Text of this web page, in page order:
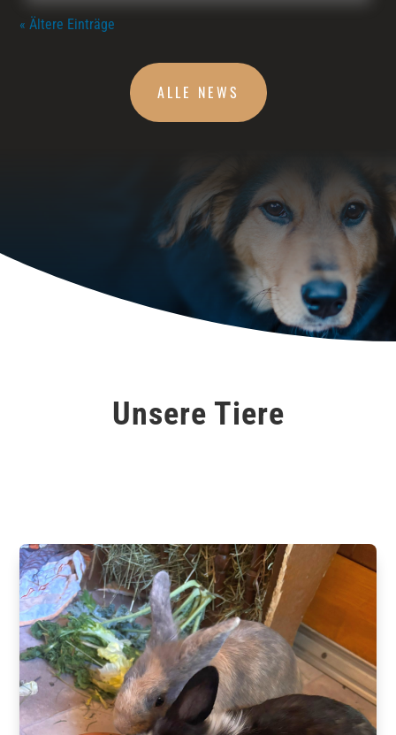
« Ältere Einträge
ALLE NEWS
Unsere Tiere